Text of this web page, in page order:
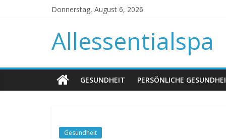
Donnerstag, August 6, 2026
Allessentialspa
GESUNDHEIT PERSÖNLICHE
Gesundheit